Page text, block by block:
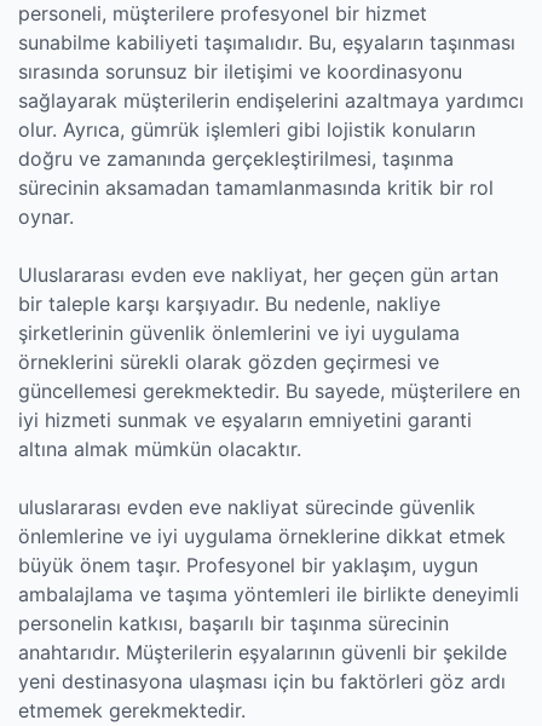
personeli, müşterilere profesyonel bir hizmet
sunabilme kabiliyeti taşımalıdır. Bu, eşyaların taşınması
sırasında sorunsuz bir iletişimi ve koordinasyonu
sağlayarak müşterilerin endişelerini azaltmaya yardımcı
olur. Ayrıca, gümrük işlemleri gibi lojistik konuların
doğru ve zamanında gerçekleştirilmesi, taşınma
sürecinin aksamadan tamamlanmasında kritik bir rol
oynar.
Uluslararası evden eve nakliyat, her geçen gün artan
bir taleple karşı karşıyadır. Bu nedenle, nakliye
şirketlerinin güvenlik önlemlerini ve iyi uygulama
örneklerini sürekli olarak gözden geçirmesi ve
güncellemesi gerekmektedir. Bu sayede, müşterilere en
iyi hizmeti sunmak ve eşyaların emniyetini garanti
altına almak mümkün olacaktır.
uluslararası evden eve nakliyat sürecinde güvenlik
önlemlerine ve iyi uygulama örneklerine dikkat etmek
büyük önem taşır. Profesyonel bir yaklaşım, uygun
ambalajlama ve taşıma yöntemleri ile birlikte deneyimli
personelin katkısı, başarılı bir taşınma sürecinin
anahtarıdır. Müşterilerin eşyalarının güvenli bir şekilde
yeni destinasyona ulaşması için bu faktörleri göz ardı
etmemek gerekmektedir.